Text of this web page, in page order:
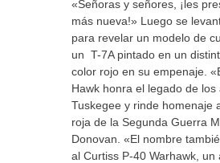
«Señoras y señores, ¡les
más nueva!» Luego se
para revelar un modelo de
un T-7A pintado en un
color rojo en su empenaje.
Hawk honra el legado de los
Tuskegee y rinde homenaje
roja de la Segunda Guerra
Donovan. «El nombre
al Curtiss P-40 Warhawk, un